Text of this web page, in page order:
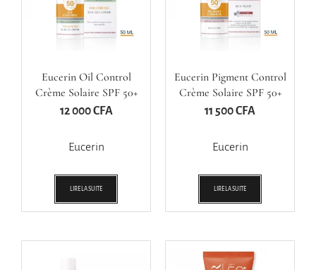
Eucerin Oil Control
Crème Solaire SPF 50+
12 000CFA
Eucerin
LIRE LA SUITE
Eucerin Pigment Control
Crème Solaire SPF 50+
11 500CFA
Eucerin
LIRE LA SUITE